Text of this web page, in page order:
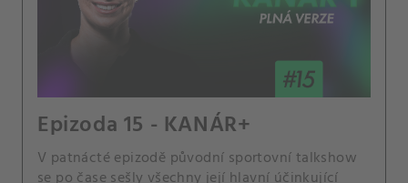
Epizoda 15 - KANÁR+
V patnácté epizodě původní sportovní talkshow